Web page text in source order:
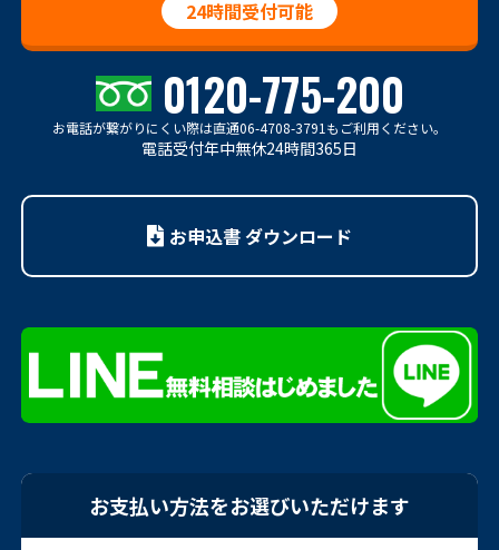
24時間受付可能
0120-775-200
お電話が繋がりにくい際は直通06-4708-3791もご利用ください。
電話受付年中無休24時間365日
お申込書 ダウンロード
お支払い方法をお選びいただけます